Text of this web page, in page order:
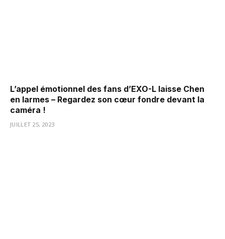
L’appel émotionnel des fans d’EXO-L laisse Chen
en larmes – Regardez son cœur fondre devant la
caméra !
JUILLET 25, 2023